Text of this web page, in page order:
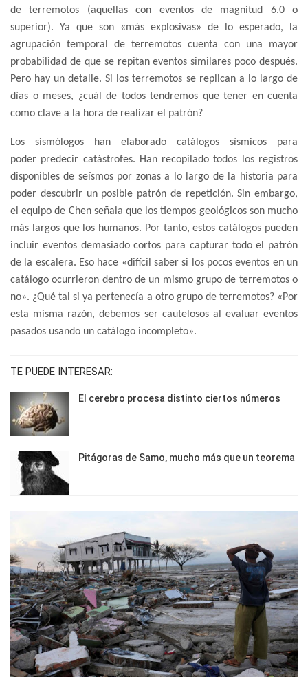
de terremotos (aquellas con eventos de magnitud 6.0 o
superior). Ya que son «más explosivas» de lo esperado, la
agrupación temporal de terremotos cuenta con una mayor
probabilidad de que se repitan eventos similares poco después.
Pero hay un detalle. Si los terremotos se replican a lo largo de
días o meses, ¿cuál de todos tendremos que tener en cuenta
como clave a la hora de realizar el patrón?
Los sismólogos han elaborado catálogos sísmicos para
poder predecir catástrofes. Han recopilado todos los registros
disponibles de seísmos por zonas a lo largo de la historia para
poder descubrir un posible patrón de repetición. Sin embargo,
el equipo de Chen señala que los tiempos geológicos son mucho
más largos que los humanos. Por tanto, estos catálogos pueden
incluir eventos demasiado cortos para capturar todo el patrón
de la escalera. Eso hace «difícil saber si los pocos eventos en un
catálogo ocurrieron dentro de un mismo grupo de terremotos o
no». ¿Qué tal si ya pertenecía a otro grupo de terremotos? «Por
esta misma razón, debemos ser cautelosos al evaluar eventos
pasados usando un catálogo incompleto».
TE PUEDE INTERESAR:
El cerebro procesa distinto ciertos números
Pitágoras de Samo, mucho más que un teorema